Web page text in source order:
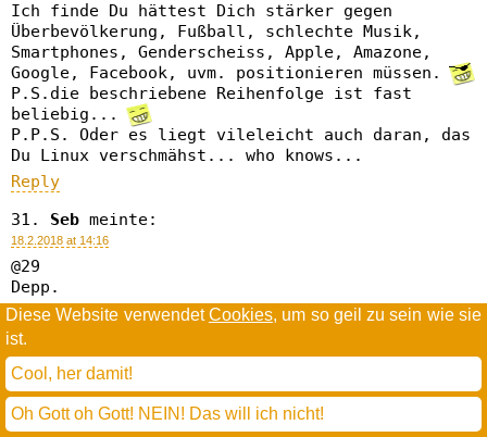
Diese Website verwendetCookies, um so geil zu sein wie sie
ist.
Cool, her damit!
Oh Gott oh Gott! NEIN! Das will ich nicht!
Ich finde Du hättest Dich stärker gegen
Überbevölkerung, Fußball, schlechte Musik,
Smartphones, Genderscheiss, Apple, Amazone,
Google, Facebook, uvm. positionieren müssen.
P.S.die beschriebene Reihenfolge ist fast
beliebig...
P.P.S. Oder es liegt vileleicht auch daran, das
Du Linux verschmähst... who knows...
Reply
Seb meinte:
18.2.2018 at 14:16
@29
Depp.
@Max
Ich kann's verstehen, ich finde es
überraschend, dass noch nicht alle aufgegeben
haben. Ohne weltweite "Katastrophe" die die
"oberen 5%" komplett auslöscht kann ich mir
nicht mehr vorstellen, dass es nochmal was wird